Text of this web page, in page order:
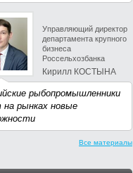
Управляющий директор
департамента крупного
бизнеса
Россельхозбанка
Кирилл КОСТЫНА
рыбопромышленники
рынках новые
Все материалы